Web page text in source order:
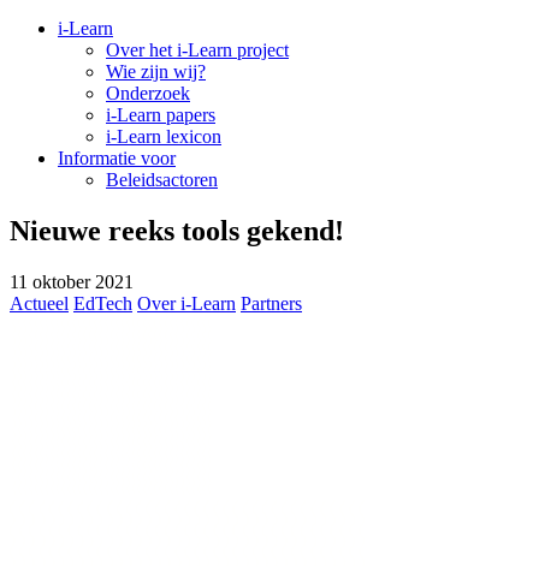
i-Learn
Over het i-Learn project
Wie zijn wij?
Onderzoek
i-Learn papers
i-Learn lexicon
Informatie voor
Beleidsactoren
Nieuwe reeks tools gekend!
11 oktober 2021
Actueel EdTech Over i-Learn Partners